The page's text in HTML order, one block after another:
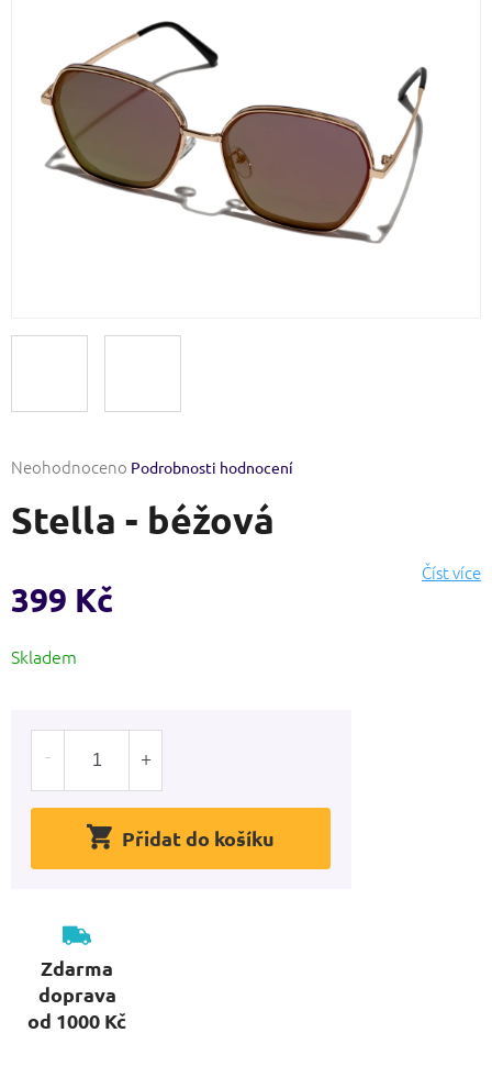
Průměrné
produktu
je
5
hvězdiček.
Neohodnoceno Podrobnosti hodnocení
Stella - béžová
Číst více
399 Kč
cena:
Skladem
Přidat do košíku
Zdarma
doprava
od 1000 Kč